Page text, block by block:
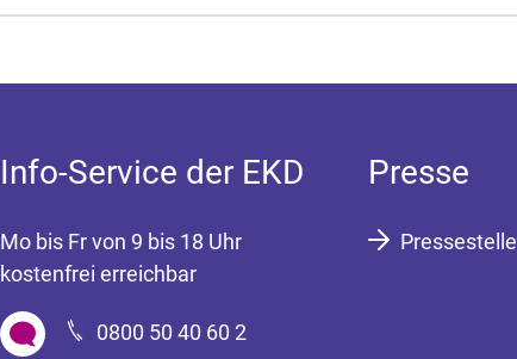
Info-Service der EKD
Mo bis Fr von 9 bis 18 Uhr
kostenfrei erreichbar
0800 50 40 60 2
Presse
Pressestelle